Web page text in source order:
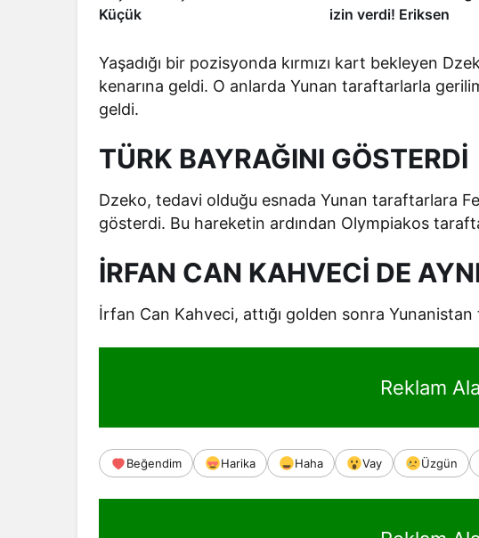
Küçük
izin verdi! Eriksen
Yaşadığı bir pozisyonda kırmızı kart bekleyen
kenarına geldi. O anlarda Yunan taraftarlarla
geldi.
TÜRK BAYRAĞINI GÖSTERDİ
Dzeko, tedavi olduğu esnada Yunan taraftarlara
gösterdi. Bu hareketin ardından Olympiakos
İRFAN CAN KAHVECİ DE
İrfan Can Kahveci, attığı golden sonra
Reklam
Beğendim Harika Haha Vay Üzgün